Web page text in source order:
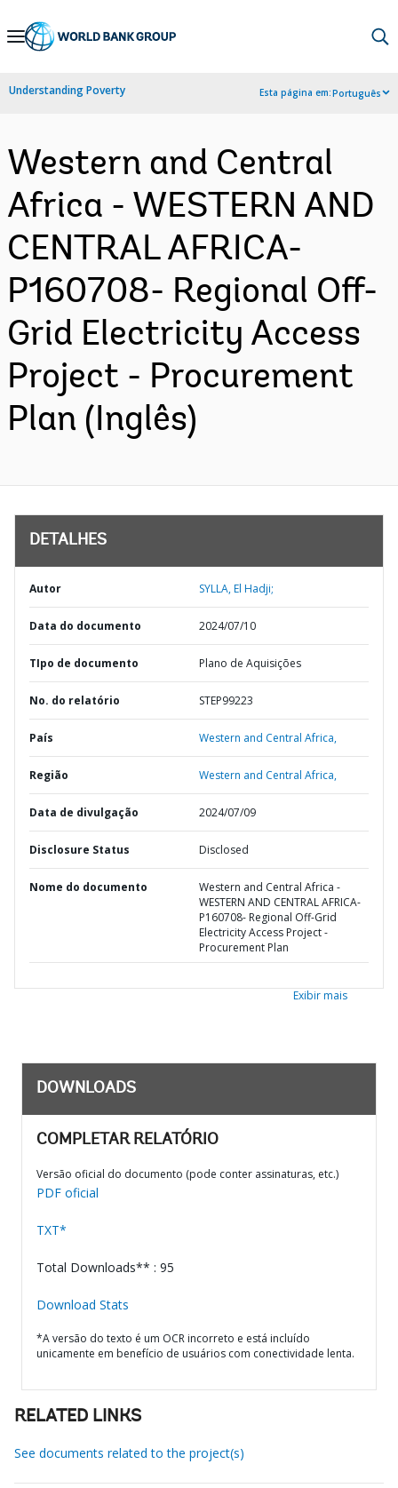
Skip
Navigation
Understanding Poverty Esta página em:Português
Western and Central
Africa - WESTERN AND
CENTRAL AFRICA-
P160708- Regional Off-
Grid Electricity Access
Project - Procurement
Plan (Inglês)
DETALHES
Autor SYLLA, El Hadji;
Data do documento 2024/07/10
TIpo de documento Plano de Aquisições
No. do relatório STEP99223
País Western and Central Africa,
Região Western and Central Africa,
Data de divulgação 2024/07/09
Disclosure Status Disclosed
Nome do documento
Western and Central Africa -
WESTERN AND CENTRAL AFRICA-
P160708- Regional Off-Grid
Electricity Access Project -
Procurement Plan
Exibir mais
DOWNLOADS
COMPLETAR RELATÓRIO
Versão oficial do documento (pode conter assinaturas, etc.)
PDF oficial
TXT*
Total Downloads** : 95
Download Stats
*A versão do texto é um OCR incorreto e está incluído
unicamente em benefício de usuários com conectividade lenta.
RELATED LINKS
See documents related to the project(s)